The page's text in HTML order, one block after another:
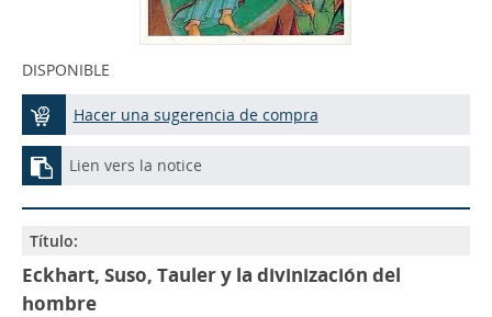
DISPONIBLE
Hacer una sugerencia de compra
Lien vers la notice
Título:
Eckhart, Suso, Tauler y la divinización del
hombre